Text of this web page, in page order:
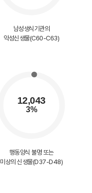
남성생식기관의
악성신생물(C60-C63)
행동양식 불명 또는
미상의 신생물(D37-D48)